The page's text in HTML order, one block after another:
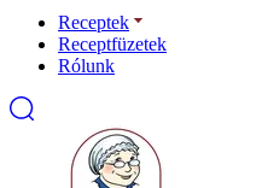
Receptek
Receptfüzetek
Rólunk